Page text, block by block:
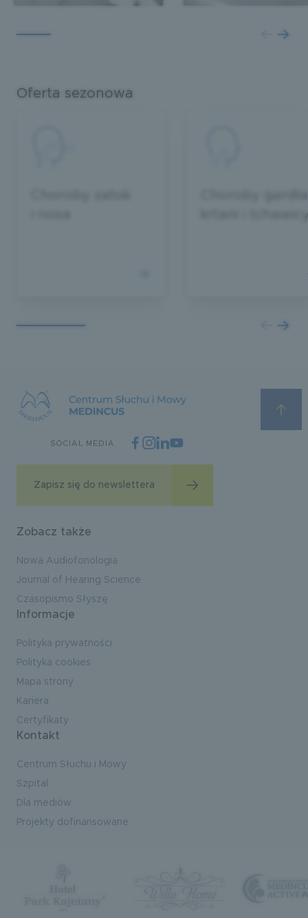
Oferta sezonowa
krtani i
SOCIAL MEDIA
Zapisz się do newslettera
Zobacz także
Nowa Audiofonologia
Journal of Hearing Science
Czasopismo Słyszę
Informacje
Polityka prywatności
Polityka cookies
Mapa strony
Kariera
Certyfikaty
Kontakt
Centrum Słuchu i Mowy
Szpital
Dla mediów
Projekty dofinansowane